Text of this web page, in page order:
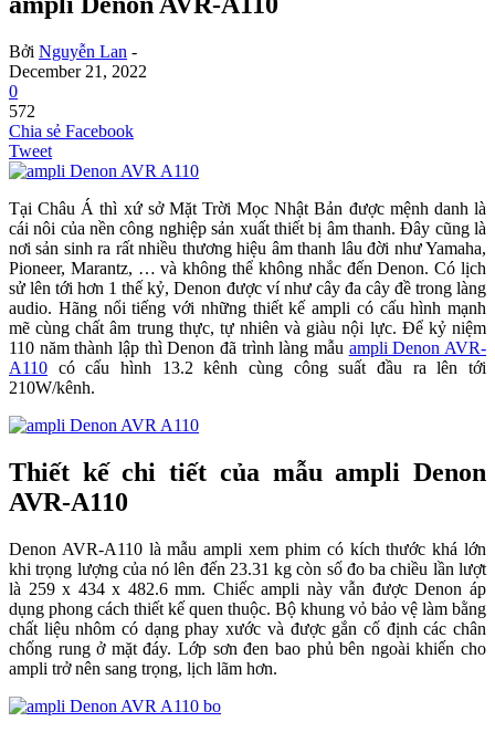
Bởi Nguyễn Lan -
December 21, 2022
0
572
Chia sẻ Facebook
Tweet
Tại Châu Á thì xứ sở Mặt Trời Mọc Nhật Bản được mệnh danh là
cái nôi của nền công nghiệp sản xuất thiết bị âm thanh. Đây cũng là
nơi sản sinh ra rất nhiều thương hiệu âm thanh lâu đời như Yamaha,
Pioneer, Marantz, … và không thể không nhắc đến Denon. Có lịch
sử lên tới hơn 1 thế kỷ, Denon được ví như cây đa cây đề trong làng
audio. Hãng nổi tiếng với những thiết kế ampli có cấu hình mạnh
mẽ cùng chất âm trung thực, tự nhiên và giàu nội lực. Để kỷ niệm
110 năm thành lập thì Denon đã trình làng mẫu ampli Denon AVR-
A110 có cấu hình 13.2 kênh cùng công suất đầu ra lên tới
210W/kênh.
Thiết kế chi tiết của mẫu ampli Denon
AVR-A110
Denon AVR-A110 là mẫu ampli xem phim có kích thước khá lớn
khi trọng lượng của nó lên đến 23.31 kg còn số đo ba chiều lần lượt
là 259 x 434 x 482.6 mm. Chiếc ampli này vẫn được Denon áp
dụng phong cách thiết kế quen thuộc. Bộ khung vỏ bảo vệ làm bằng
chất liệu nhôm có dạng phay xước và được gắn cố định các chân
chống rung ở mặt đáy. Lớp sơn đen bao phủ bên ngoài khiến cho
ampli trở nên sang trọng, lịch lãm hơn.